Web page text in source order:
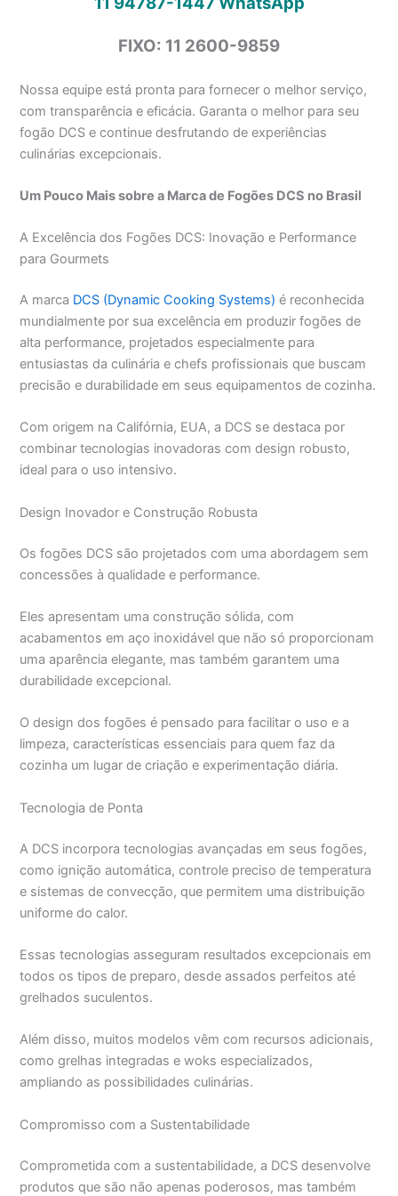
FIXO: 11 2600-9859
Nossa equipe está pronta para fornecer o melhor serviço,
com transparência e eficácia. Garanta o melhor para seu
fogão DCS e continue desfrutando de experiências
culinárias excepcionais.
Um Pouco Mais sobre a Marca de Fogões DCS no Brasil
A Excelência dos Fogões DCS: Inovação e Performance
para Gourmets
A marca DCS (Dynamic Cooking Systems) é reconhecida
mundialmente por sua excelência em produzir fogões de
alta performance, projetados especialmente para
entusiastas da culinária e chefs profissionais que buscam
precisão e durabilidade em seus equipamentos de cozinha.
Com origem na Califórnia, EUA, a DCS se destaca por
combinar tecnologias inovadoras com design robusto,
ideal para o uso intensivo.
Design Inovador e Construção Robusta
Os fogões DCS são projetados com uma abordagem sem
concessões à qualidade e performance.
Eles apresentam uma construção sólida, com
acabamentos em aço inoxidável que não só proporcionam
uma aparência elegante, mas também garantem uma
durabilidade excepcional.
O design dos fogões é pensado para facilitar o uso e a
limpeza, características essenciais para quem faz da
cozinha um lugar de criação e experimentação diária.
Tecnologia de Ponta
A DCS incorpora tecnologias avançadas em seus fogões,
como ignição automática, controle preciso de temperatura
e sistemas de convecção, que permitem uma distribuição
uniforme do calor.
Essas tecnologias asseguram resultados excepcionais em
todos os tipos de preparo, desde assados perfeitos até
grelhados suculentos.
Além disso, muitos modelos vêm com recursos adicionais,
como grelhas integradas e woks especializados,
ampliando as possibilidades culinárias.
Compromisso com a Sustentabilidade
Comprometida com a sustentabilidade, a DCS desenvolve
produtos que são não apenas poderosos, mas também